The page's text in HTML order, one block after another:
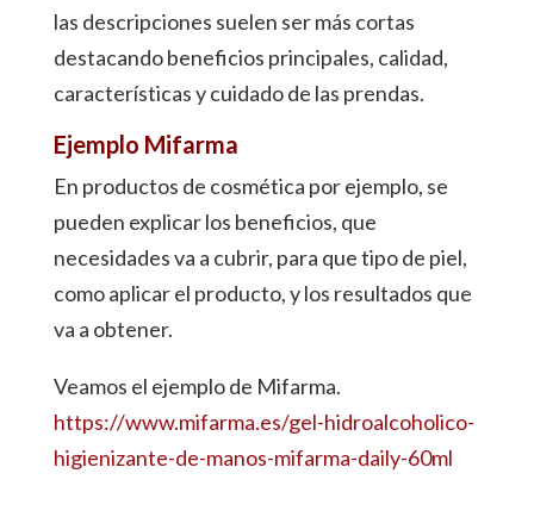
las descripciones suelen ser más cortas
destacando beneficios principales, calidad,
características y cuidado de las prendas.
Ejemplo Mifarma
En productos de cosmética por ejemplo, se
pueden explicar los beneficios, que
necesidades va a cubrir, para que tipo de piel,
como aplicar el producto, y los resultados que
va a obtener.
Veamos el ejemplo de Mifarma.
https://www.mifarma.es/gel-hidroalcoholico-
higienizante-de-manos-mifarma-daily-60ml